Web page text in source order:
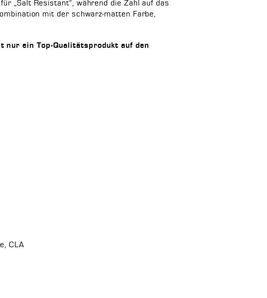
„Salt Resistant“, während die Zahl auf das
mit der schwarz-matten Farbe,
ein Top-Qualitätsprodukt auf den
CLA